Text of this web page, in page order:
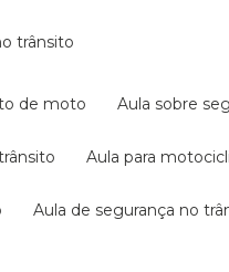
trânsito
de moto aula sobre
aula para
aula de segurança no